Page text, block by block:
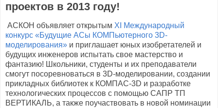
проектов в 2013 году!
АСКОН объявляет открытым XI Международный
конкурс «Будущие АСы КОМПьютерного 3D-
моделирования» и приглашает юных изобретателей и
будущих инженеров испытать свое мастерство и
фантазию! Школьники, студенты и их преподаватели
смогут посоревноваться в 3D-моделировании, создании
прикладных библиотек к КОМПАС-3D и разработке
технологических процессов с помощью САПР ТП
ВЕРТИКАЛЬ, а также поучаствовать в новой номинации